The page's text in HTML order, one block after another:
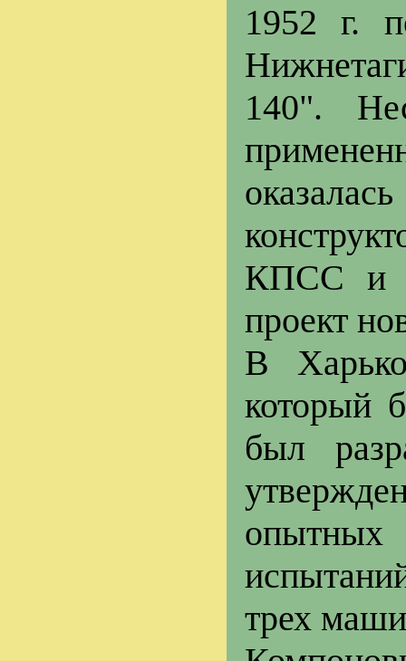
1952 г.
140".
КПСС и
проект
В
который
был
трех